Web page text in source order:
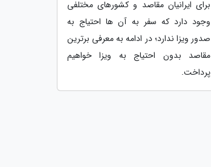
برای ایرانیان مقاصد و کشورهای مختلفی
وجود دارد که سفر به آن ها احتیاج به
صدور ویزا ندارد؛ در ادامه به معرفی برترین
مقاصد بدون احتیاج به ویزا خواهیم
پرداخت.